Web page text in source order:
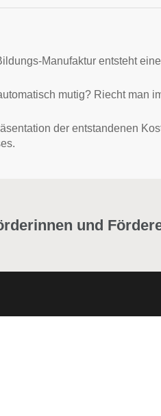
Manufaktur entsteht
mutig? Riecht man
der entstandenen
und